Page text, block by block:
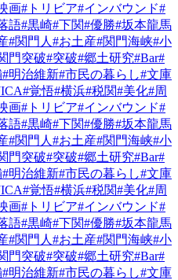
画#トリビア#インバウンド#
語#黒崎#下関#優勝#坂本龍馬
#関門人 #お土産#関門海峡#小
門突破#突破#郷土研究#Bar#
#明治維新#市民の暮らし#文庫
#覚悟#横浜#税関#美化#周
画#トリビア#インバウンド#
語#黒崎#下関#優勝#坂本龍馬
#関門人 #お土産#関門海峡#小
門突破#突破#郷土研究#Bar#
#明治維新#市民の暮らし#文庫
#覚悟#横浜#税関#美化#周
画#トリビア#インバウンド#
語#黒崎#下関#優勝#坂本龍馬
#関門人 #お土産#関門海峡#小
門突破#突破#郷土研究#Bar#
#明治維新#市民の暮らし#文庫